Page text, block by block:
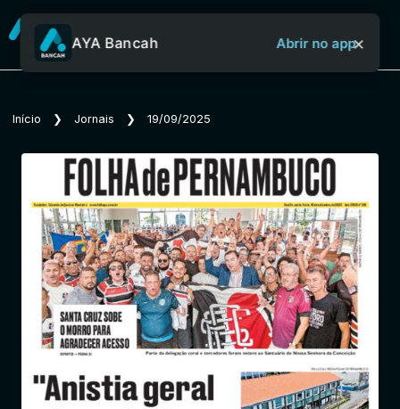
Sobre o Aya Bancah
Início
Revistas
Jornais
Notícias
AYA Bancah Abrir no app×
Início ❯ Jornais ❯ 19/09/2025